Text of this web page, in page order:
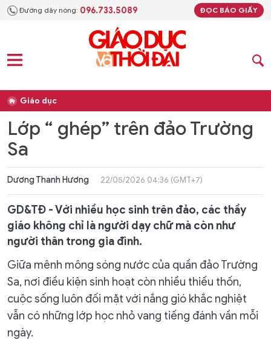
Đường dây nóng: 096.733.5089 ĐỌC BÁO GIẤY
Giáo dục
Lớp “ ghép” trên đảo Trường
Sa
Dương Thanh Hương 22/05/2026 04:36 (GMT+7)
GD&TĐ - Với nhiều học sinh trên đảo, các thầy
giáo không chỉ là người dạy chữ mà còn như
người thân trong gia đình.
Giữa mênh mông sóng nước của quần đảo Trường
Sa, nơi điều kiện sinh hoạt còn nhiều thiếu thốn,
cuộc sống luôn đối mặt với nắng gió khắc nghiệt
vẫn có những lớp học nhỏ vang tiếng đánh vần mỗi
ngày.